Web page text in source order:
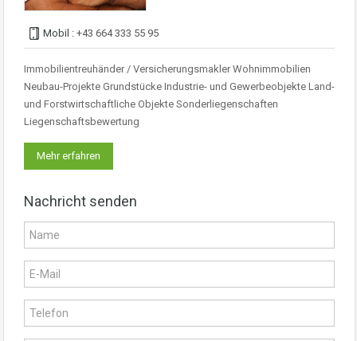
Mobil : +43 664 333 55 95
Immobilientreuhänder / Versicherungsmakler Wohnimmobilien
Neubau-Projekte Grundstücke Industrie- und Gewerbeobjekte Land-
und Forstwirtschaftliche Objekte Sonderliegenschaften
Liegenschaftsbewertung
Mehr erfahren
Nachricht senden